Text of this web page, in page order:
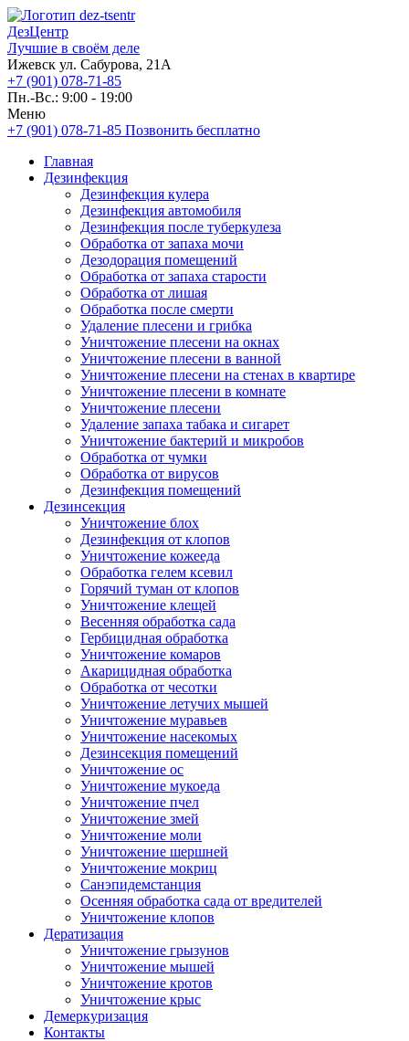
ДезЦентр
Лучшие в своём деле
Ижевск ул. Сабурова, 21А
+7 (901) 078-71-85
Пн.-Вс.: 9:00 - 19:00
Меню
+7 (901) 078-71-85 Позвонить бесплатно
Главная
Дезинфекция
Дезинфекция кулера
Дезинфекция автомобиля
Дезинфекция после туберкулеза
Обработка от запаха мочи
Дезодорация помещений
Обработка от запаха старости
Обработка от лишая
Обработка после смерти
Удаление плесени и грибка
Уничтожение плесени на окнах
Уничтожение плесени в ванной
Уничтожение плесени на стенах в квартире
Уничтожение плесени в комнате
Уничтожение плесени
Удаление запаха табака и сигарет
Уничтожение бактерий и микробов
Обработка от чумки
Обработка от вирусов
Дезинфекция помещений
Дезинсекция
Уничтожение блох
Дезинфекция от клопов
Уничтожение кожееда
Обработка гелем ксевил
Горячий туман от клопов
Уничтожение клещей
Весенняя обработка сада
Гербицидная обработка
Уничтожение комаров
Акарицидная обработка
Обработка от чесотки
Уничтожение летучих мышей
Уничтожение муравьев
Уничтожение насекомых
Дезинсекция помещений
Уничтожение ос
Уничтожение мукоеда
Уничтожение пчел
Уничтожение змей
Уничтожение моли
Уничтожение шершней
Уничтожение мокриц
Санэпидемстанция
Осенняя обработка сада от вредителей
Уничтожение клопов
Дератизация
Уничтожение грызунов
Уничтожение мышей
Уничтожение кротов
Уничтожение крыс
Демеркуризация
Контакты